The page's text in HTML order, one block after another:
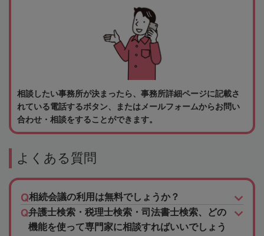
相談したい事務所が決まったら、事務所詳細ページに記載さ
れている電話するボタン、またはメールフォームからお問い
合わせ・相談をすることができます。
よくある質問
相続会議の利用は無料でしょうか？
弁護士検索・税理士検索・司法書士検索、どの
機能を使って専門家に相談すればいいでしょう